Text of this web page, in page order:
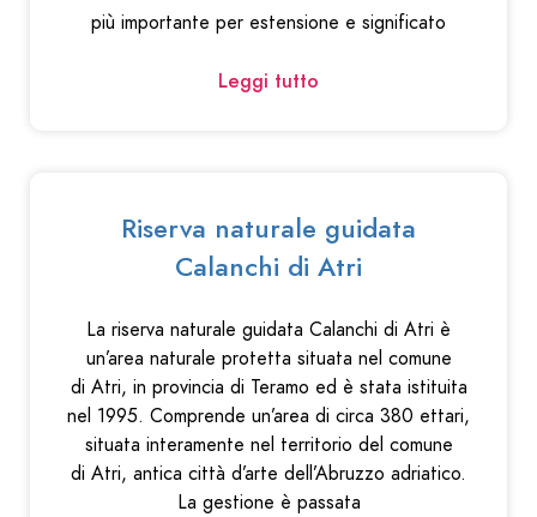
più importante per estensione e significato
Leggi tutto
Riserva naturale guidata
Calanchi di Atri
La riserva naturale guidata Calanchi di Atri è
un’area naturale protetta situata nel comune
di Atri, in provincia di Teramo ed è stata istituita
nel 1995. Comprende un’area di circa 380 ettari,
situata interamente nel territorio del comune
di Atri, antica città d’arte dell’Abruzzo adriatico.
La gestione è passata